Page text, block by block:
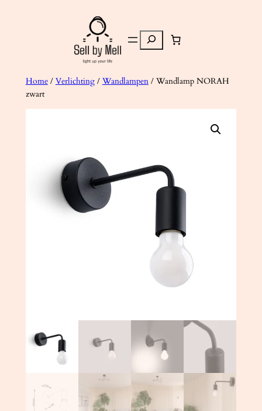
Zoeken
Home/ Verlichting/ Wandlampen/ Wandlamp NORAH
zwart